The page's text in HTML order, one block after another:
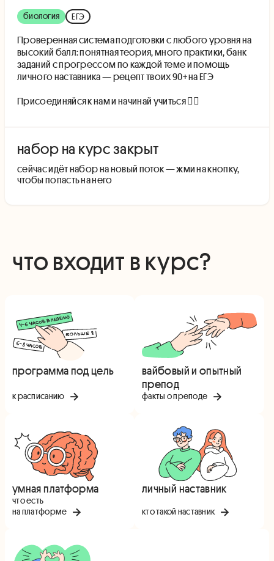
биология ЕГЭ
Проверенная система подготовки с любого уровня на
высокий балл: понятная теория, много практики, банк
заданий с прогрессом по каждой теме и помощь
личного наставника — рецепт твоих 90+ на ЕГЭ
Присоединяйся к нам и начинай учиться 👇🏻
набор на курс закрыт
cейчас идёт набор на новый поток — жми на кнопку,
чтобы попасть на него
что входит в курс?
программа под цель
к расписанию
вайбовый и опытный
препод
факты о преподе
умная платформа
что есть
на платформе
личный наставник
кто такой наставник